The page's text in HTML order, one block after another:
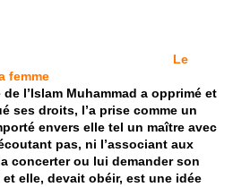
Le
femme
l’Islam Muhammad a opprimé et
ses droits, l’a prise comme un
envers elle tel un maître avec
pas, ni l’associant aux
concerter ou lui demander son
elle, devait obéir, est une idée